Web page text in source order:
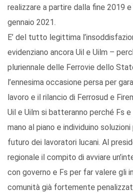
realizzare a partire dalla fine 2019
gennaio 2021.
E’ del tutto legittima
evidenziano ancora Uil e Uilm –
pluriennale delle Ferrovie dello
l’ennesima occasione persa per
lavoro e il rilancio di Ferrosud e
Uil e Uilm si batteranno perché Fs
mano al piano e individuino
futuro dei lavoratori lucani. Al
regionale il compito di avviare
con governo e Fs per far valere gli
comunità già fortemente